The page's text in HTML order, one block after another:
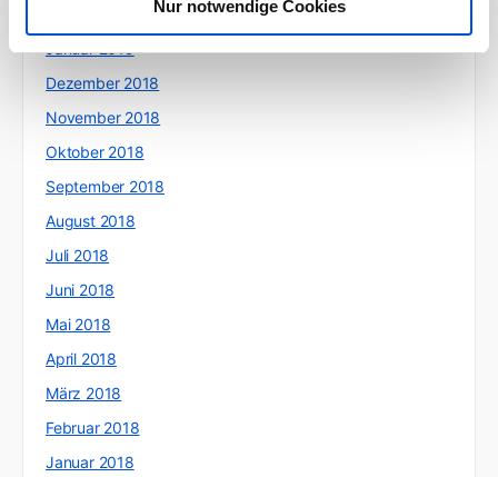
Nur notwendige Cookies
Januar 2019
Dezember 2018
November 2018
Oktober 2018
September 2018
August 2018
Juli 2018
Juni 2018
Mai 2018
April 2018
März 2018
Februar 2018
Januar 2018